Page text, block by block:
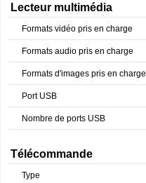
Lecteur multimédia
Formats vidéo pris en charge
Formats audio pris en charge
Formats d'images pris en charge
Port USB
Nombre de ports USB
Télécommande
Type